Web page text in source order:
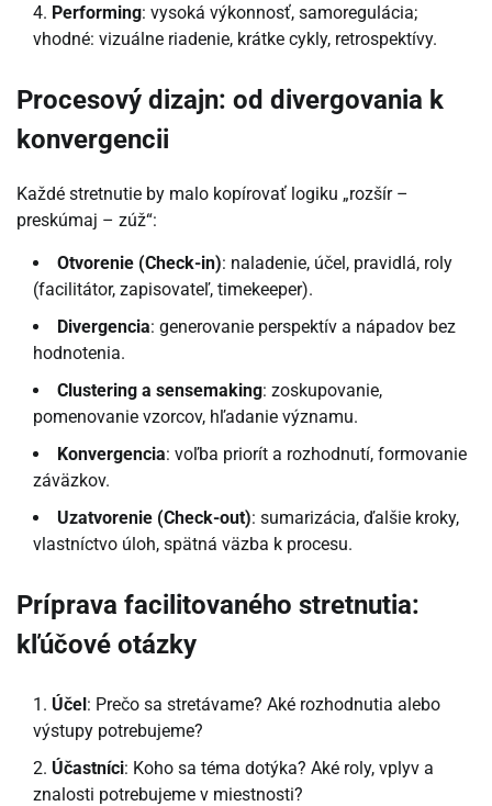
Performing: vysoká výkonnosť, samoregulácia;
vhodné: vizuálne riadenie, krátke cykly, retrospektívy.
Procesový dizajn: od divergovania k
konvergencii
Každé stretnutie by malo kopírovať logiku „rozšír –
preskúmaj – zúž“:
Otvorenie (Check-in): naladenie, účel, pravidlá, roly
(facilitátor, zapisovateľ, timekeeper).
Divergencia: generovanie perspektív a nápadov bez
hodnotenia.
Clustering a sensemaking: zoskupovanie,
pomenovanie vzorcov, hľadanie významu.
Konvergencia: voľba priorít a rozhodnutí, formovanie
záväzkov.
Uzatvorenie (Check-out): sumarizácia, ďalšie kroky,
vlastníctvo úloh, spätná väzba k procesu.
Príprava facilitovaného stretnutia:
kľúčové otázky
Účel: Prečo sa stretávame? Aké rozhodnutia alebo
výstupy potrebujeme?
Účastníci: Koho sa téma dotýka? Aké roly, vplyv a
znalosti potrebujeme v miestnosti?